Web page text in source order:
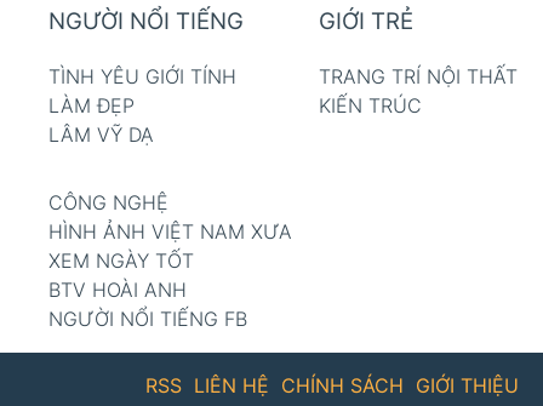
NGƯỜI NỔI TIẾNG
TÌNH YÊU GIỚI TÍNH
LÀM ĐẸP
LÂM VỸ DẠ
GIỚI TRẺ
TRANG TRÍ NỘI THẤT
KIẾN TRÚC
CÔNG NGHỆ
HÌNH ẢNH VIỆT NAM XƯA
XEM NGÀY TỐT
BTV HOÀI ANH
NGƯỜI NỔI TIẾNG FB
GIỚI THIỆU
CHÍNH SÁCH
LIÊN HỆ
RSS